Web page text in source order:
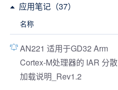
应用笔记（37）
名称
AN221 适用于GD32 Arm
Cortex-M处理器的 IAR 分散
加载说明_Rev1.2